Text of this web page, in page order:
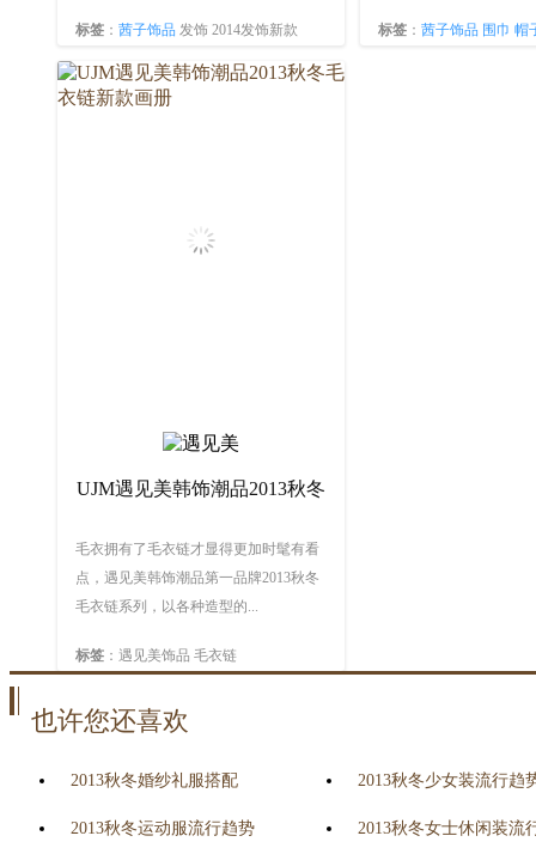
标签 ： 茜子饰品 发饰 2014发饰新款 标签 ： 茜子饰品 围巾 帽
UJM遇见美韩饰潮品2013秋冬
毛衣拥有了毛衣链才显得更加时髦有看
点，遇见美韩饰潮品第一品牌2013秋冬
毛衣链系列，以各种造型的...
标签 ：遇见美饰品 毛衣链
也许您还喜欢
2013秋冬婚纱礼服搭配 2013秋冬少女装流行趋
2013秋冬运动服流行趋势 2013秋冬女士休闲装流